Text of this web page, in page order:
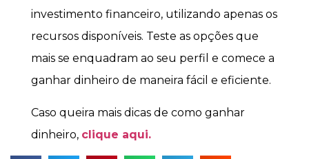
investimento financeiro, utilizando apenas os
recursos disponíveis. Teste as opções que
mais se enquadram ao seu perfil e comece a
ganhar dinheiro de maneira fácil e eficiente.
Caso queira mais dicas de como ganhar
dinheiro, clique aqui.